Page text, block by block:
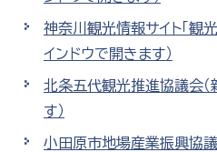
神奈川観光情報サイト「観
インドウで開きます）
北条五代観光推進協議会
す）
小田原市地場産業振興協